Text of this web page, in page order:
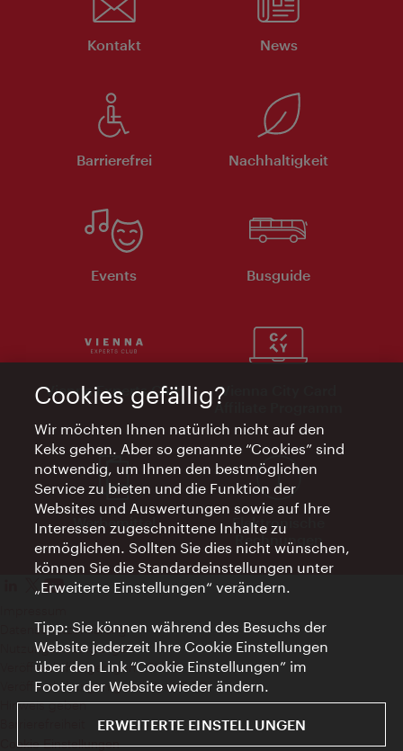
Kontakt News
Barrierefrei Nachhaltigkeit
Events Busguide
Vienna Experts Club
Vienna City Card
Affiliate Programm
Werbemittel
Elektronische
Rechnungen
Datenschutzerklärung
Nutzungsbedingungen
Veröffentlichungen gem. EMFG
Veröffentlichungen gem. MedKF‑TG
Hinweis geben
Cookie Einstellungen
Cookies gefällig?
Wir möchten Ihnen natürlich nicht auf den
Keks gehen. Aber so genannte “Cookies” sind
notwendig, um Ihnen den bestmöglichen
Service zu bieten und die Funktion der
Websites und Auswertungen sowie auf Ihre
Interessen zugeschnittene Inhalte zu
ermöglichen. Sollten Sie dies nicht wünschen,
können Sie die Standardeinstellungen unter
„Erweiterte Einstellungen“ verändern.
Tipp: Sie können während des Besuchs der
Website jederzeit Ihre Cookie Einstellungen
über den Link “Cookie Einstellungen” im
Footer der Website wieder ändern.
ERWEITERTE EINSTELLUNGEN